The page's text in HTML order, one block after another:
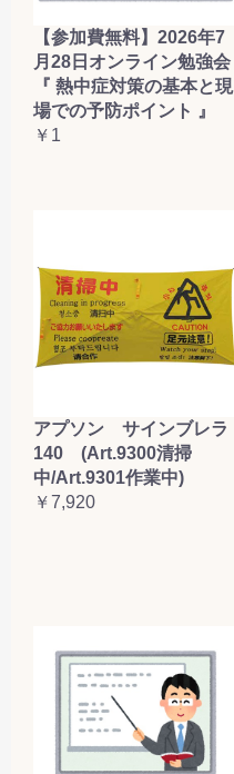
【参加費無料】2026年7
月28日オンライン勉強会
『 熱中症対策の基本と現
場での予防ポイント 』
￥1
アプソン サインブレラ
140 (Art.9300清掃
中/Art.9301作業中)
￥7,920